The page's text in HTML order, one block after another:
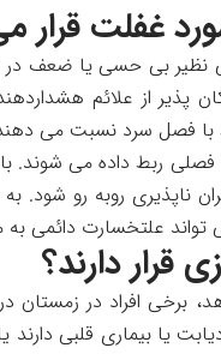
غفلت قرار
نظیر بی حسی یا ضعف
پذیر از علائم
با فصل سرد نسبت می
فصلی ربط داده می شوند.
ناپذیری روبه رو شود.
علتخسارت دائمی به
قرار دارند؟
برخی افراد در
یا بیماری قلبی دارند یا